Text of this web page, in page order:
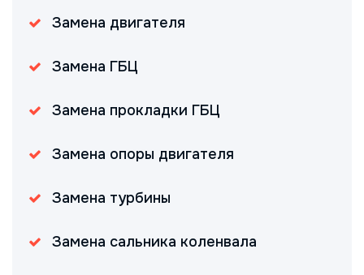
Замена двигателя
Замена ГБЦ
Замена прокладки ГБЦ
Замена опоры двигателя
Замена турбины
Замена сальника коленвала